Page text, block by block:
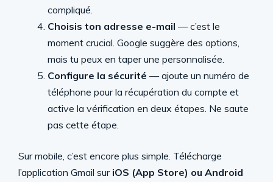
compliqué.
Choisis ton adresse e-mail — c’est le
moment crucial. Google suggère des options,
mais tu peux en taper une personnalisée.
Configure la sécurité — ajoute un numéro de
téléphone pour la récupération du compte et
active la vérification en deux étapes. Ne saute
pas cette étape.
Sur mobile, c’est encore plus simple. Télécharge
l’application Gmail sur iOS (App Store) ou Android